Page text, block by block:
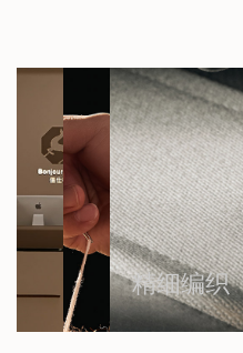
着
手
工
床
垫
的
作
精细编织